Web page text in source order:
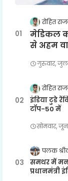
रोहित
मेडिकल
से अहम
गुरुवार,
रोहित
इंडिया टुडे
टॉप-50 में
सोमवार,
पलक
समथर में
प्रधानमंत्री